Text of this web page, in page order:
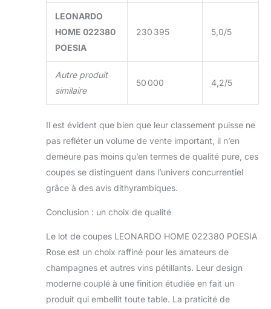
LEONARDO
HOME 022380
POESIA
230 395 5,0/5
Autre produit
similaire
50 000 4,2/5
Il est évident que bien que leur classement puisse ne
pas refléter un volume de vente important, il n’en
demeure pas moins qu’en termes de qualité pure, ces
coupes se distinguent dans l’univers concurrentiel
grâce à des avis dithyrambiques.
Conclusion : un choix de qualité
Le lot de coupes LEONARDO HOME 022380 POESIA
Rose est un choix raffiné pour les amateurs de
champagnes et autres vins pétillants. Leur design
moderne couplé à une finition étudiée en fait un
produit qui embellit toute table. La praticité de